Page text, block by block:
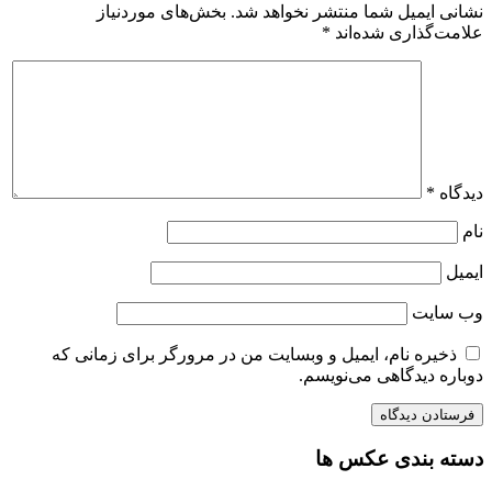
نشانی ایمیل شما منتشر نخواهد شد. بخش‌های موردنیاز
علامت‌گذاری شده‌اند *
دیدگاه *
نام
ایمیل
وب‌ سایت
ذخیره نام، ایمیل و وبسایت من در مرورگر برای زمانی که
دوباره دیدگاهی می‌نویسم.
دسته بندی عکس ها